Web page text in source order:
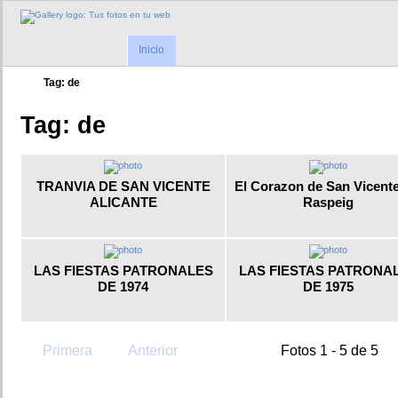
Inicio
Tag: de
Tag: de
TRANVIA DE SAN VICENTE
ALICANTE
El Corazon de San
Raspeig
LAS FIESTAS PATRONALES
DE 1974
LAS FIESTAS
DE 1975
Primera Anterior Fotos 1 - 5 de 5